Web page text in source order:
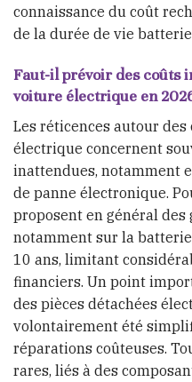
connaissance du coût
de la durée de vie
Faut-il prévoir des coûts
voiture électrique en
Les réticences autour
électrique concernent
inattendues, notamment
de panne électronique.
proposent en général des
notamment sur la
10 ans, limitant
financiers. Un point
des pièces détachées
volontairement été
réparations coûteuses.
rares, liés à des